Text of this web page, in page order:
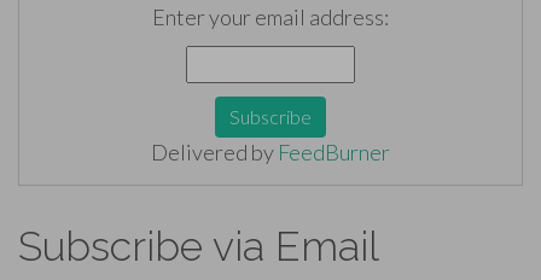
Enter your email address:
Delivered by FeedBurner
Subscribe via Email